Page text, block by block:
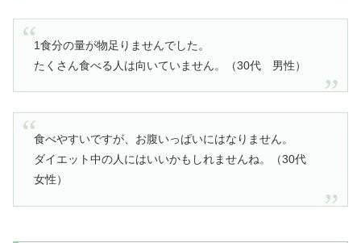
1食分の量が物足りませんでした。
たくさん食べる人は向いていません。（30代 男性）
食べやすいですが、お腹いっぱいにはなりません。
ダイエット中の人にはいいかもしれませんね。（30代
女性）